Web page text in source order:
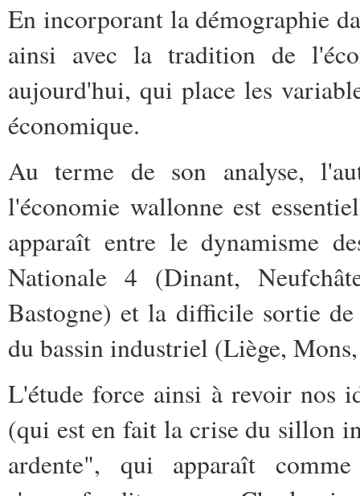
En incorporant la démographie
ainsi avec la tradition de
aujourd'hui, qui place les
économique.
Au terme de son analyse,
l'économie wallonne est
apparaît entre le dynamisme
Nationale 4 (Dinant,
Bastogne) et la difficile sortie
du bassin industriel (Liège,
L'étude force ainsi à revoir nos
(qui est en fait la crise du sillon
ardente", qui apparaît